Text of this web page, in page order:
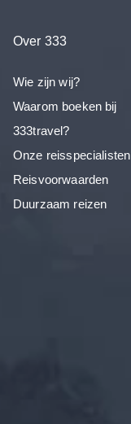
Over 333
Wie zijn wij?
Waarom boeken bij
333travel?
Onze reisspecialisten
Reisvoorwaarden
Duurzaam reizen